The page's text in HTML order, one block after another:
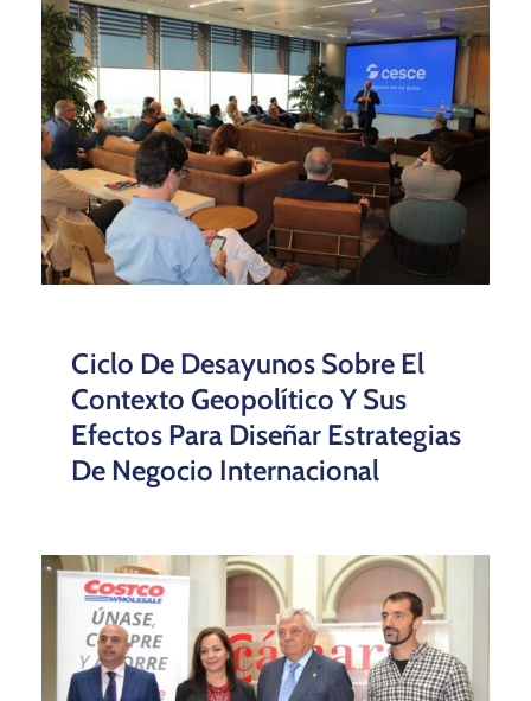
Ciclo De Desayunos Sobre El
Contexto Geopolítico Y Sus
Efectos Para Diseñar Estrategias
De Negocio Internacional